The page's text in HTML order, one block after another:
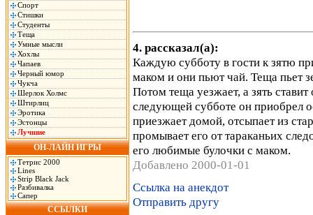
Спорт
Стишки
Студенты
Теща
Умные мысли
Хохлы
Чапаев
Черный юмор
Чукча
Шерлок Холмс
Штирлиц
Эротика
Эстонцы
Лучшие
ОН-ЛАЙН ИГРЫ
Тетрис 2000
Lines
Strip Black Jack
Разбивалка
Сапер
ССЫЛКИ
4. рассказал(а):
Каждую субботу в гости к зятю
маком и они пьют чай. Теща пьет
Потом теща уезжает, а зять
следующей субботе он приобрел
приезжает домой, отсыпает из
промывает его от тараканьих
его любимые булочки с маком.
Добавлено 2000-01-01
Ссылка на анекдот
Отправить другу